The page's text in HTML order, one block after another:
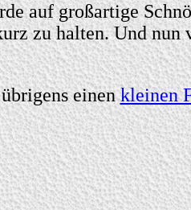
auf großartige
zu halten.Und nun
einenkleinen